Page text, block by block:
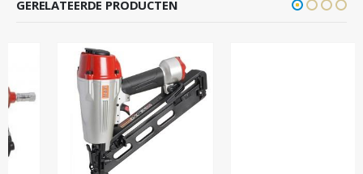
GERELATEERDE PRODUCTEN